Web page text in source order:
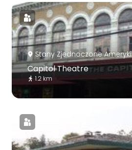
Stany Zjednoczone Ameryki
Capitol Theatre
1.2 km